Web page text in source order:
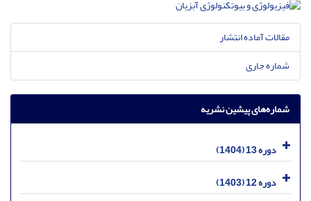
مقالات آماده انتشار
شماره جاری
شماره‌های پیشین نشریه
دوره 13 (1404)
دوره 12 (1403)